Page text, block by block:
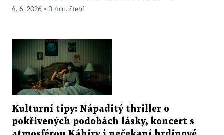
4. 6. 2026 ▪ 3 min. čtení
Kulturní tipy: Nápaditý thriller o
pokřivených podobách lásky, koncert s